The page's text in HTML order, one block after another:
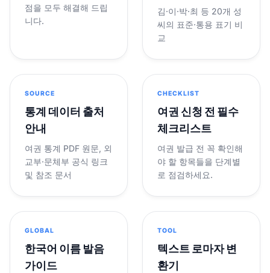
점을 모두 해결해 드립
니다.
김·이·박·최 등 20개 성
씨의 표준·통용 표기 비
교
SOURCE
통계 데이터 출처
안내
여권 통계 PDF 원문, 외
교부·문체부 공식 링크
및 참조 문서
CHECKLIST
여권 신청 전 필수
체크리스트
여권 발급 전 꼭 확인해
야 할 항목들을 단계별
로 점검하세요.
GLOBAL
한국어 이름 발음
가이드
TOOL
텍스트 로마자 변
환기